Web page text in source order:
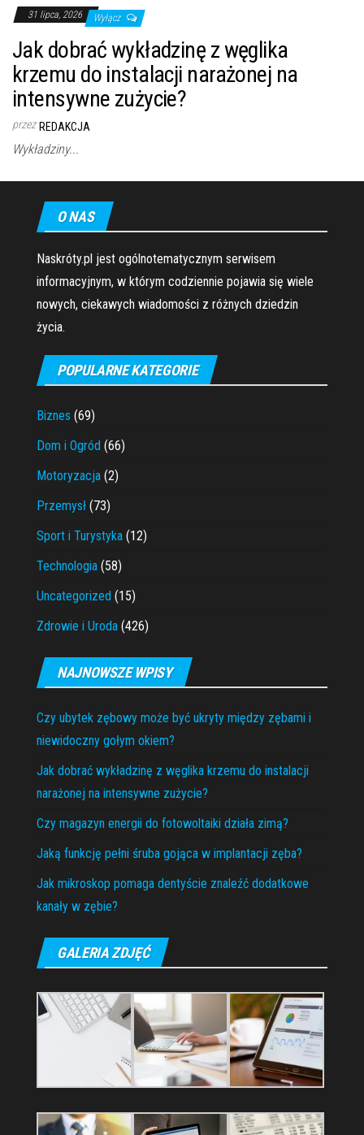
31 lipca, 2026 Wyłącz
Jak dobrać wykładzinę z węglika
krzemu do instalacji narażonej na
intensywne zużycie?
przez REDAKCJA
Wykładziny...
O NAS
Naskróty.pl jest ogólnotematycznym serwisem
informacyjnym, w którym codziennie pojawia się wiele
nowych, ciekawych wiadomości z różnych dziedzin
życia.
POPULARNE KATEGORIE
Biznes (69)
Dom i Ogród (66)
Motoryzacja (2)
Przemysł (73)
Sport i Turystyka (12)
Technologia (58)
Uncategorized (15)
Zdrowie i Uroda (426)
NAJNOWSZE WPISY
Czy ubytek zębowy może być ukryty między zębami i
niewidoczny gołym okiem?
Jak dobrać wykładzinę z węglika krzemu do instalacji
narażonej na intensywne zużycie?
Czy magazyn energii do fotowoltaiki działa zimą?
Jaką funkcję pełni śruba gojąca w implantacji zęba?
Jak mikroskop pomaga dentyście znaleźć dodatkowe
kanały w zębie?
GALERIA ZDJĘĆ